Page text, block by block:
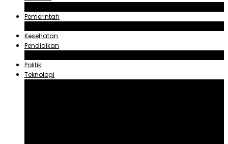
Pemerintah
Kesehatan
Pendidikan
Politik
Teknologi